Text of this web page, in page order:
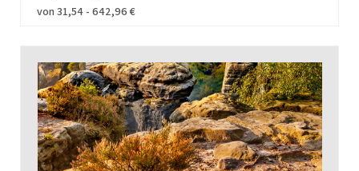
von 31,54 - 642,96 €